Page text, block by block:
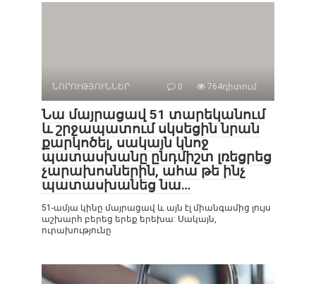
ՆՈՐՈՒԹՅՈՒՆՆԵՐ 0 764դիտում
Նա մայրացավ 51 տարեկանում
և շրջապատում սկսեցին նրան
քարկոծել, սակայն կնոջ
պատասխանը ընդմիշտ լռեցրեց
չարախոսներին, ահա թե ինչ
պատասխանեց նա…
51-ամյա կինը մայրացավ և այն էլ միանգամից լույս
աշխարհ բերեց երեք երեխա: Սակայն,
ուրախությունը